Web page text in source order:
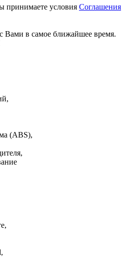
принимаете условия Соглашения
Вами в самое ближайшее время.
,
(ABS),
,
,
,